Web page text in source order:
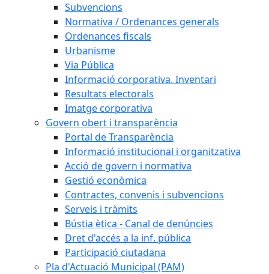
Subvencions
Normativa / Ordenances generals
Ordenances fiscals
Urbanisme
Via Pública
Informació corporativa. Inventari
Resultats electorals
Imatge corporativa
Govern obert i transparència
Portal de Transparència
Informació institucional i organitzativa
Acció de govern i normativa
Gestió econòmica
Contractes, convenis i subvencions
Serveis i tràmits
Bústia ètica - Canal de denúncies
Dret d'accés a la inf. pública
Participació ciutadana
Pla d'Actuació Municipal (PAM)